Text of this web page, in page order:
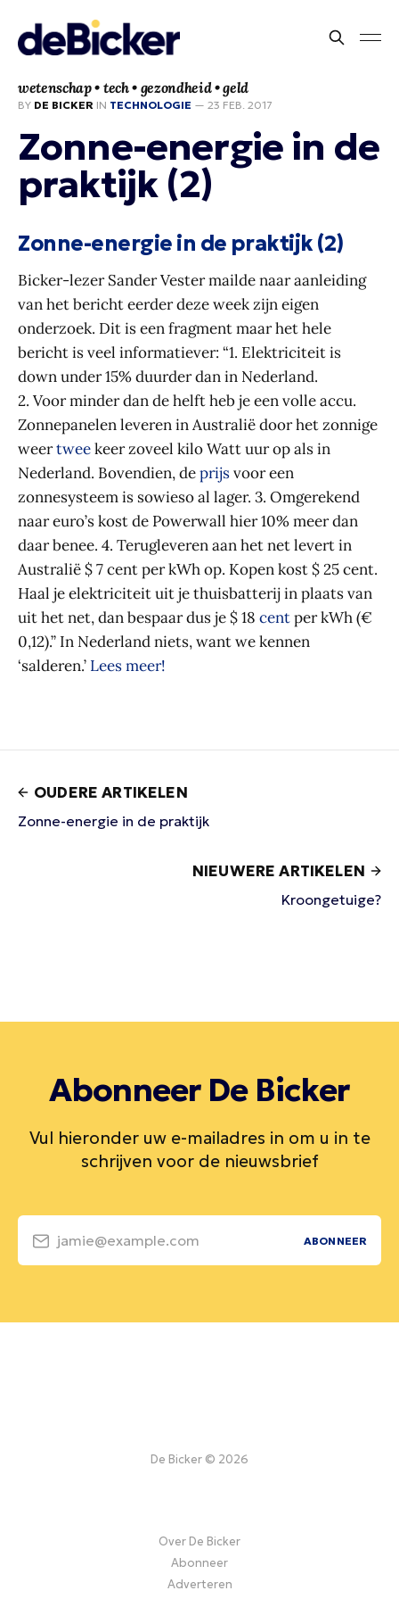
wetenschap • tech • gezondheid • geld
BY DE BICKER IN TECHNOLOGIE — 23 FEB. 2017
Zonne-energie in de
praktijk (2)
Zonne-energie in de praktijk (2)
Bicker-lezer Sander Vester mailde naar aanleiding
van het bericht eerder deze week zijn eigen
onderzoek. Dit is een fragment maar het hele
bericht is veel informatiever: “1. Elektriciteit is
down under 15% duurder dan in Nederland.
2. Voor minder dan de helft heb je een volle accu.
Zonnepanelen leveren in Australië door het zonnige
weertweekeer zoveel kilo Watt uur op als in
Nederland. Bovendien, deprijsvoor een
zonnesysteem is sowieso al lager. 3. Omgerekend
naar euro’s kost de Powerwall hier 10% meer dan
daar benee. 4. Terugleveren aan het net levert in
Australië $ 7 cent per kWh op. Kopen kost $ 25 cent.
Haal je elektriciteit uit je thuisbatterij in plaats van
uit het net, dan bespaar dus je $ 18 centper kWh (€
0,12).” In Nederland niets, want we kennen
‘salderen.’ Lees meer!
OUDERE ARTIKELEN
Zonne-energie in de praktijk
NIEUWERE ARTIKELEN
Kroongetuige?
Abonneer De Bicker
Vul hieronder uw e-mailadres in om u in te
schrijven voor de nieuwsbrief
jamie@example.com ABONNEER
De Bicker © 2026
Over De Bicker
Abonneer
Adverteren